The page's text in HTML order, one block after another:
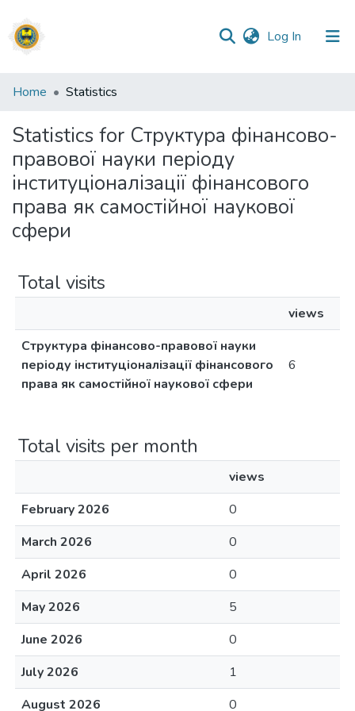
Log In (current)
Communities
Collections
All of DSpace
Home Statistics
Statistics for Структура фінансово-
правової науки періоду
інституціоналізації фінансового
права як самостійної наукової
сфери
Total visits
views
Структура фінансово-правової науки
періоду інституціоналізації фінансового
права як самостійної наукової сфери
6
Total visits per month
views
February 2026
0
March 2026
0
April 2026
0
May 2026
5
June 2026
0
July 2026
1
August 2026
0